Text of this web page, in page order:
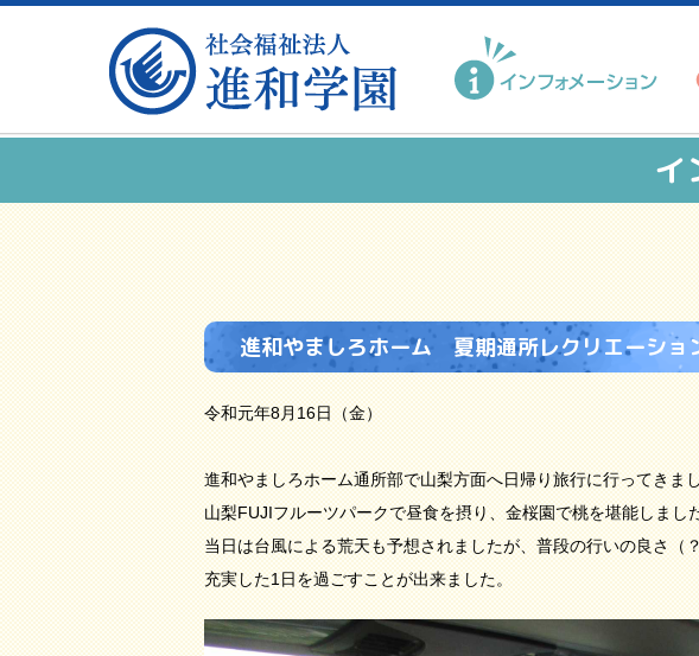
イ
進和やましろホーム 夏期通所レクリエーショ
令和元年8月16日（金）
進和やましろホーム通所部で山梨方面へ日帰り旅行に行ってきまし
山梨FUJIフルーツパークで昼食を摂り、金桜園で桃を堪能しました
当日は台風による荒天も予想されましたが、普段の行いの良さ（
充実した1日を過ごすことが出来ました。